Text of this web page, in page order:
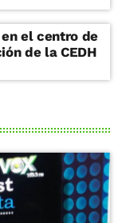
el centro de
de la CEDH